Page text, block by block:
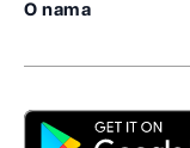
O nama